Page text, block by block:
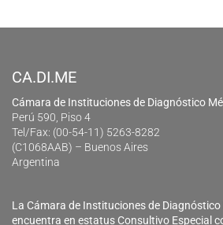
CA.DI.ME
Cámara de Instituciones de Diagnóstico
Perú 590, Piso 4
Tel/Fax: (00-54-11) 5263-8282
(C1068AAB) – Buenos Aires
Argentina
La Cámara de Instituciones de Diagnóstico
encuentra en estatus Consultivo Especial